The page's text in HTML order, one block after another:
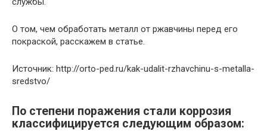
О том, чем обработать металл от ржавчины перед его
покраской, расскажем в статье.
Источник: http://orto-ped.ru/kak-udalit-rzhavchinu-s-metalla-
sredstvo/
По степени поражения стали коррозия
классифицируется следующим образом: